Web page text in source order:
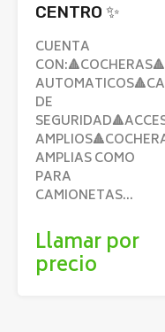
CENTRO ✨
CUENTA
DE
AMPLIAS COMO
PARA
CAMIONETAS…
Llamar por
precio